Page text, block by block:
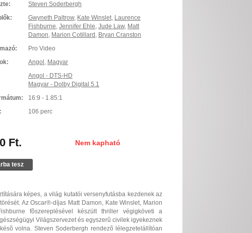
Steven Soderbergh
Gwyneth Paltrow, Kate Winslet, Laurence
Fishburne, Jennifer Ehle, Jude Law, Matt
Damon, Marion Cotillard , Bryan Cranston
Pro Video
Angol , Magyar
Angol - DTS-HD
Magyar - Dolby Digital 5.1
16:9 - 1.85:1
106 perc
Ft. Nem kapható
tesz
képes, a világ kutatói versenyfutásba kezdenek az
Az Oscar®-díjas Matt Damon, Kate Winslet, Marion
fõszereplésével készült thriller végigköveti a
Világszervezet és egyszerû civilek igyekeznek
volna. Steven Soderbergh rendezõ lélegzetelállítóan